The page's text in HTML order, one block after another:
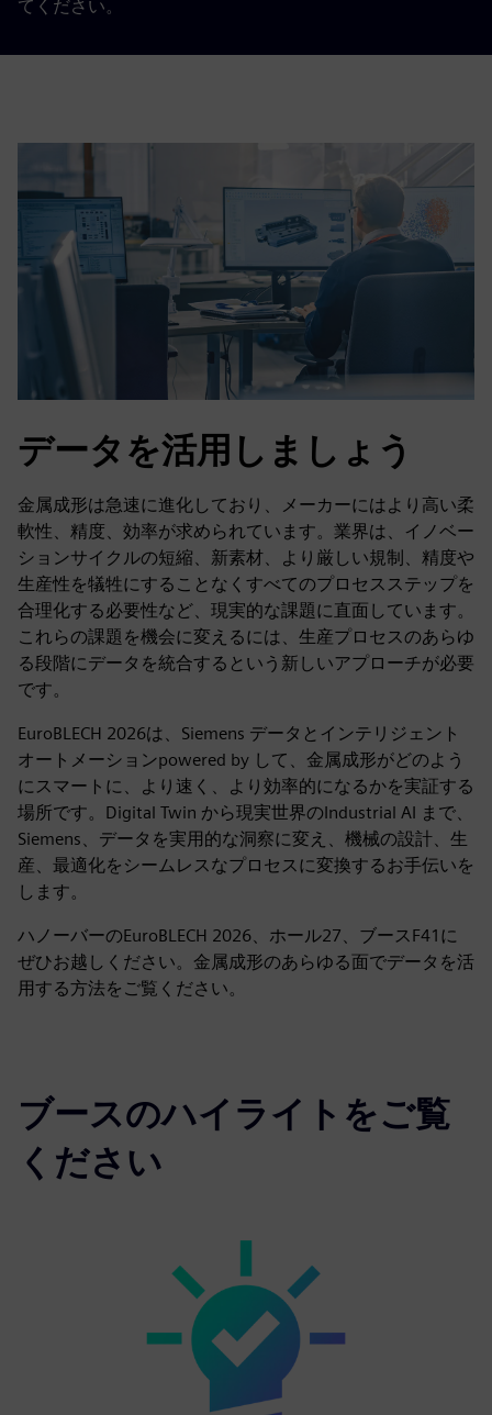
てください。
データを活用しましょう
金属成形は急速に進化しており、メーカーにはより高い柔
軟性、精度、効率が求められています。業界は、イノベー
ションサイクルの短縮、新素材、より厳しい規制、精度や
生産性を犠牲にすることなくすべてのプロセスステップを
合理化する必要性など、現実的な課題に直面しています。
これらの課題を機会に変えるには、生産プロセスのあらゆ
る段階にデータを統合するという新しいアプローチが必要
です。
EuroBLECH 2026は、Siemens データとインテリジェント
オートメーションpowered by して、金属成形がどのよう
にスマートに、より速く、より効率的になるかを実証する
場所です。Digital Twin から現実世界のIndustrial AI まで、
Siemens、データを実用的な洞察に変え、機械の設計、生
産、最適化をシームレスなプロセスに変換するお手伝いを
します。
ハノーバーのEuroBLECH 2026、ホール27、ブースF41に
ぜひお越しください。金属成形のあらゆる面でデータを活
用する方法をご覧ください。
ブースのハイライトをご覧
ください